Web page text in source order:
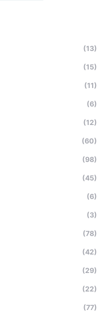
(13)
(15)
(11)
(6)
(12)
(60)
(98)
(45)
(6)
(3)
(78)
(42)
(29)
(22)
(77)